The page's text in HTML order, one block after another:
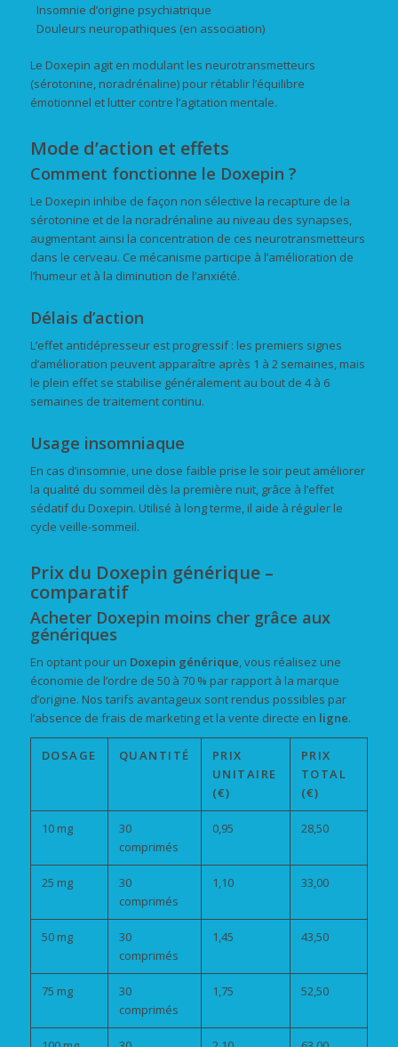
Insomnie d’origine psychiatrique
Douleurs neuropathiques (en association)
Le Doxepin agit en modulant les neurotransmetteurs
(sérotonine, noradrénaline) pour rétablir l’équilibre
émotionnel et lutter contre l’agitation mentale.
Mode d’action et effets
Comment fonctionne le Doxepin ?
Le Doxepin inhibe de façon non sélective la recapture de la
sérotonine et de la noradrénaline au niveau des synapses,
augmentant ainsi la concentration de ces neurotransmetteurs
dans le cerveau. Ce mécanisme participe à l’amélioration de
l’humeur et à la diminution de l’anxiété.
Délais d’action
L’effet antidépresseur est progressif : les premiers signes
d’amélioration peuvent apparaître après 1 à 2 semaines, mais
le plein effet se stabilise généralement au bout de 4 à 6
semaines de traitement continu.
Usage insomniaque
En cas d’insomnie, une dose faible prise le soir peut améliorer
la qualité du sommeil dès la première nuit, grâce à l’effet
sédatif du Doxepin. Utilisé à long terme, il aide à réguler le
cycle veille-sommeil.
Prix du Doxepin générique –
comparatif
Acheter Doxepin moins cher grâce aux
génériques
En optant pour un Doxepin générique, vous réalisez une
économie de l’ordre de 50 à 70 % par rapport à la marque
d’origine. Nos tarifs avantageux sont rendus possibles par
l’absence de frais de marketing et la vente directe en ligne.
DOSAGE QUANTITÉ
PRIX
UNITAIRE
(€)
PRIX
TOTAL
(€)
10 mg
30
comprimés
0,95 28,50
25 mg
30
comprimés
1,10 33,00
50 mg
30
comprimés
1,45 43,50
75 mg
30
comprimés
1,75 52,50